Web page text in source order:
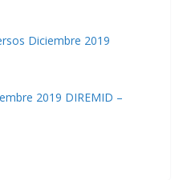
Diciembre 2019
2019 DIREMID –